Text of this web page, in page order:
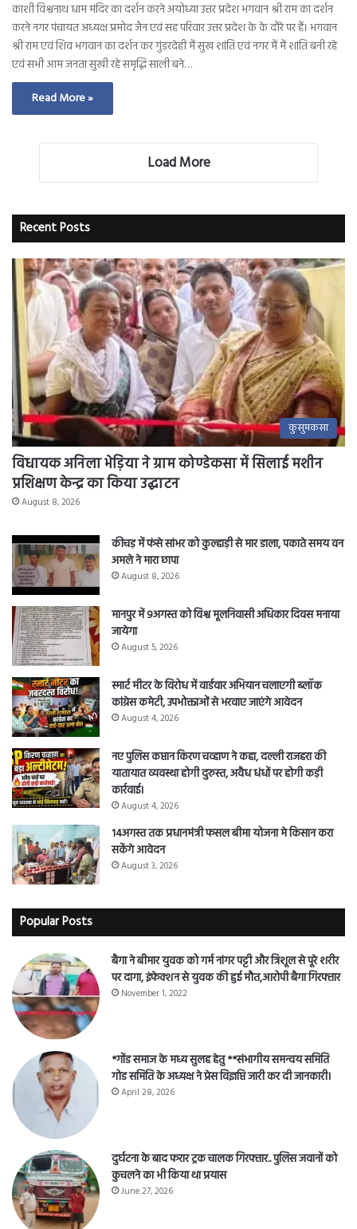
काशी विश्वनाथ धाम मंदिर का दर्शन करने अयोध्या उत्तर प्रदेश भगवान श्री राम का दर्शन
करने नगर पंचायत अध्यक्ष प्रमोद जैन एवं सह परिवार उत्तर प्रदेश के के दौरे पर हैं। भगवान
श्री राम एवं शिव भगवान का दर्शन कर गुंडरदेही मैं सुख शांति एवं नगर मैं मैं शांति बनी रहे
एवं सभी आम जनता सुखी रहे समृद्धि साली बने…
Read More »
Load More
Recent Posts
कुसुमकसा
विधायक अनिला भेड़िया ने ग्राम कोण्डेकसा में सिलाई मशीन
प्रशिक्षण केन्द्र का किया उद्घाटन
August 8, 2026
कीचड़ में फंसे सांभर को कुल्हाड़ी से मार डाला, पकाते समय वन
अमले ने मारा छापा
August 8, 2026
मानपुर में 9अगस्त को विश्व मूलनिवासी अधिकार दिवस मनाया
जायेगा
August 5, 2026
स्मार्ट मीटर के विरोध में वार्डवार अभियान चलाएगी ब्लॉक
कांग्रेस कमेटी, उपभोक्ताओं से भरवाए जाएंगे आवेदन
August 4, 2026
नए पुलिस कप्तान किरण चव्हाण ने कहा, दल्ली राजहरा की
यातायात व्यवस्था होगी दुरुस्त, अवैध धंधों पर होगी कड़ी
कार्रवाई।
August 4, 2026
14अगस्त तक प्रधानमंत्री फसल बीमा योजना मे किसान करा
सकेंगे आवेदन
August 3, 2026
Popular Posts
बैगा ने बीमार युवक को गर्म नांगर पट्टी और त्रिशूल से पूरे शरीर
पर दागा, इंफेक्शन से युवक की हुई मौत,आरोपी बैगा गिरफ्तार
November 1, 2022
*गोंड समाज के मध्य सुलह हेतु **संभागीय समन्वय समिति
गोड समिति के अध्यक्ष ने प्रेस विज्ञप्ति जारी कर दी जानकारी।
April 28, 2026
दुर्घटना के बाद फरार ट्रक चालक गिरफ्तार.. पुलिस जवानों को
कुचलने का भी किया था प्रयास
June 27, 2026